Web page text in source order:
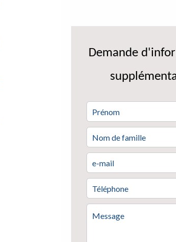
Demande